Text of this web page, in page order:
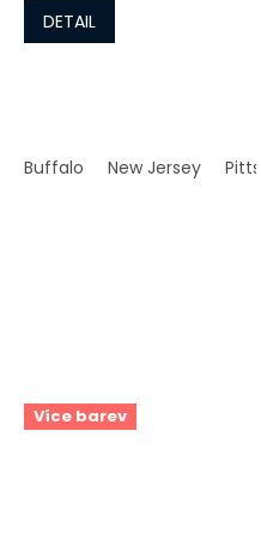
DETAIL
Buffalo New Jersey
Více barev